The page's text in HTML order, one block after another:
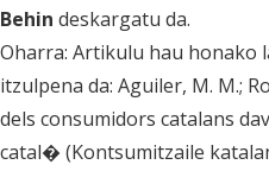
Behin deskargatu da.
Oharra: Artikulu hau honako
itzulpena da: Aguiler, M. M.;
dels consumidors catalans
catal� (Kontsumitzaile